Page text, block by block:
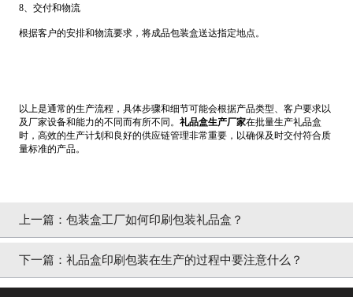
8、交付和物流
根据客户的安排和物流要求，将成品包装盒送达指定地点。
以上是通常的生产流程，具体步骤和细节可能会根据产品类型、客户要求以
及厂家设备和能力的不同而有所不同。 礼品盒生产厂家在批量生产礼品盒
时，高效的生产计划和良好的供应链管理非常重要，以确保及时交付符合质
量标准的产品。
上一篇： 包装盒工厂如何印刷包装礼品盒？
下一篇： 礼品盒印刷包装在生产的过程中要注意什么？